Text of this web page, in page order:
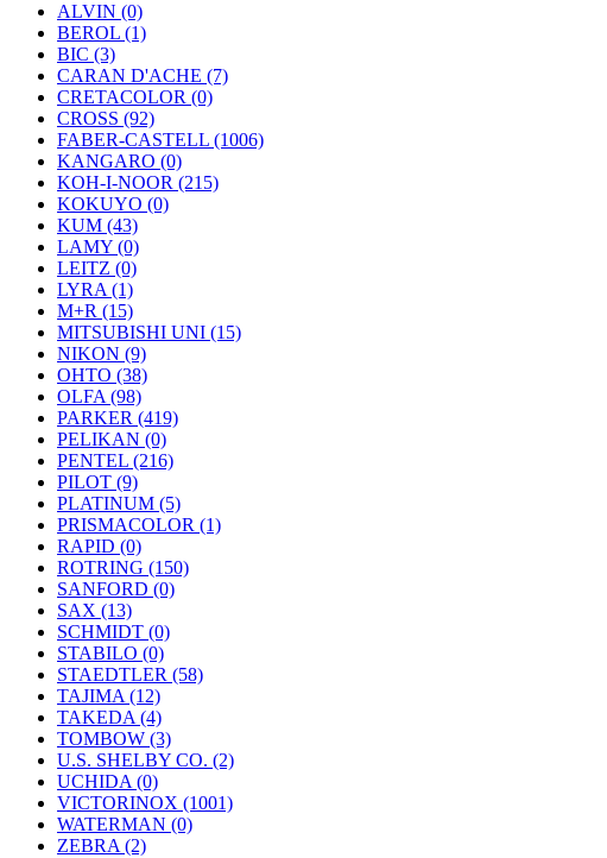
ALVIN (0)
BEROL (1)
BIC (3)
CARAN D'ACHE (7)
CRETACOLOR (0)
CROSS (92)
FABER-CASTELL (1006)
KANGARO (0)
KOH-I-NOOR (215)
KOKUYO (0)
KUM (43)
LAMY (0)
LEITZ (0)
LYRA (1)
M+R (15)
MITSUBISHI UNI (15)
NIKON (9)
OHTO (38)
OLFA (98)
PARKER (419)
PELIKAN (0)
PENTEL (216)
PILOT (9)
PLATINUM (5)
PRISMACOLOR (1)
RAPID (0)
ROTRING (150)
SANFORD (0)
SAX (13)
SCHMIDT (0)
STABILO (0)
STAEDTLER (58)
TAJIMA (12)
TAKEDA (4)
TOMBOW (3)
U.S. SHELBY CO. (2)
UCHIDA (0)
VICTORINOX (1001)
WATERMAN (0)
ZEBRA (2)